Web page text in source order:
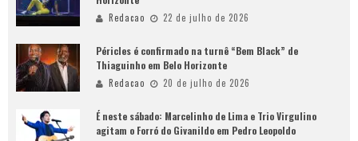
Redacao 22 de julho de 2026
Péricles é confirmado na turnê “Bem Black” de
Thiaguinho em Belo Horizonte
Redacao 20 de julho de 2026
É neste sábado: Marcelinho de Lima e Trio Virgulino
agitam o Forró do Givanildo em Pedro Leopoldo